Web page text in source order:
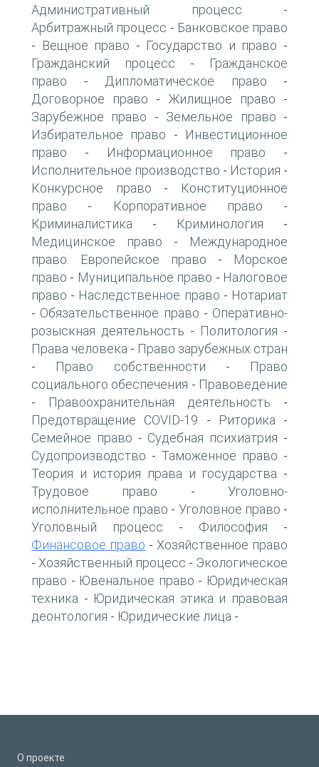
Административный процесс -
Арбитражный процесс - Банковское право
- Вещное право - Государство и право -
Гражданский процесс -
Гражданское
право - Дипломатическое право -
Договорное право - Жилищное право -
Зарубежное право - Земельное право -
Избирательное право -
Инвестиционное
право - Информационное право -
Исполнительное производство - История -
Конкурсное право -
Конституционное
право - Корпоративное право -
Криминалистика - Криминология -
Медицинское право -
Международное
право. Европейское право -
Морское
право - Муниципальное право - Налоговое
право - Наследственное право - Нотариат
- Обязательственное право - Оперативно-
розыскная деятельность - Политология -
Права человека - Право зарубежных стран
- Право собственности -
Право
социального обеспечения - Правоведение
- Правоохранительная деятельность -
Предотвращение COVID-19 - Риторика -
Семейное право - Судебная психиатрия -
Судопроизводство - Таможенное право -
Теория и история права и государства -
Трудовое право -Уголовно-
исполнительное право - Уголовное право -
Уголовный процесс - Философия -
Финансовое право - Хозяйственное право
- Хозяйственный процесс - Экологическое
право - Ювенальное право - Юридическая
техника - Юридическая этика и правовая
деонтология - Юридические лица -
О проекте